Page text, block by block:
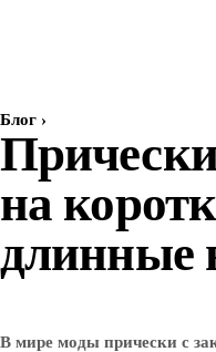
Блог ›
на
длинные
В мире моды прически с